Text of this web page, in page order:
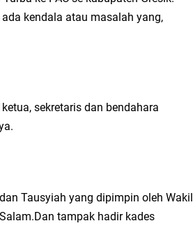
kendala atau masalah yang,
sekretaris dan bendahara
Tausyiah yang dipimpin oleh Wakil
tampak hadir kades